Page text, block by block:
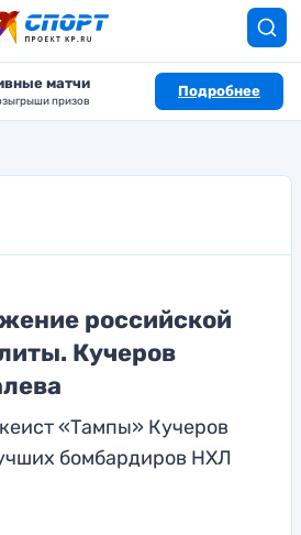
матчи
призов
Подробнее
российской
Кучеров
«Тампы» Кучеров
бомбардиров НХЛ